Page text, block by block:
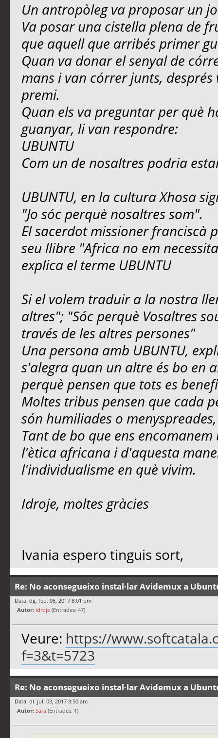
Un antropòleg va proposar un
Va posar una cistella plena de
que aquell que arribés primer
Quan va donar el senyal de
mans i van córrer junts,
premi.
Quan els va preguntar per què
guanyar, li van respondre:
UBUNTU
Com un de nosaltres podria
UBUNTU, en la cultura Xhosa
"Jo sóc perquè nosaltres som".
El sacerdot missioner franciscà
seu llibre "Africa no em
explica el terme UBUNTU
Si el volem traduir a la nostra
altres"; "Sóc perquè Vosaltres
través de les altres persones"
Una persona amb UBUNTU,
s'alegra quan un altre és bo en
perquè pensen que tots es
Moltes tribus pensen que cada
són humiliades o
Tant de bo que ens
l'ètica africana i d'aquesta
l'individualisme en què vivim.
Idroje, moltes gràcies
Ivania espero tinguis sort,
Re: No aconsegueixo instal·lar Avidemux a
Data: dg. feb. 05, 2017 8:01 pm
Autor: idroje (Entrades: 47)
Veure: https://
f=3&t=5723
Re: No aconsegueixo instal·lar Avidemux a
Data: dl. jul. 03, 2017 8:50 am
Autor: Sara (Entrades: 1)